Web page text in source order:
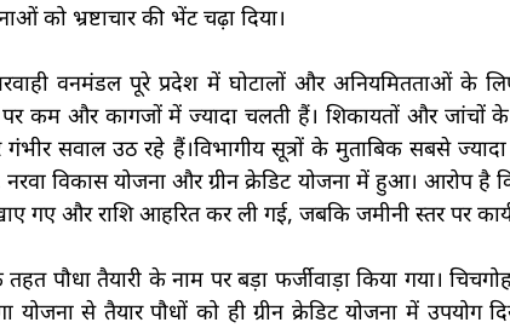
को भ्रष्टाचार की भेंट चढ़ा दिया।
वनमंडल पूरे प्रदेश में घोटालों और अनियमितताओं के
कम और कागजों में ज्यादा चलती हैं। शिकायतों और जांचों के
गंभीर सवाल उठ रहे हैं।विभागीय सूत्रों के मुताबिक सबसे ज्यादा
नरवा विकास योजना और ग्रीन क्रेडिट योजना में हुआ। आरोप है
गए और राशि आहरित कर ली गई, जबकि जमीनी स्तर पर
पौधा तैयारी के नाम पर बड़ा फर्जीवाड़ा किया गया।
योजना से तैयार पौधों को ही ग्रीन क्रेडिट योजना में उपयोग